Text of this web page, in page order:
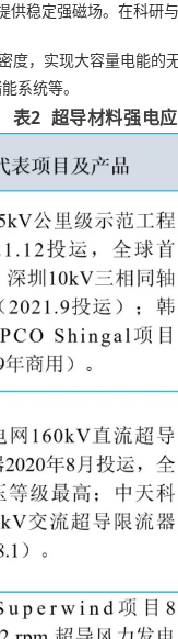
稳定强磁场。在科研
度，实现大容量电能
系统等。
表2 超导材料强电